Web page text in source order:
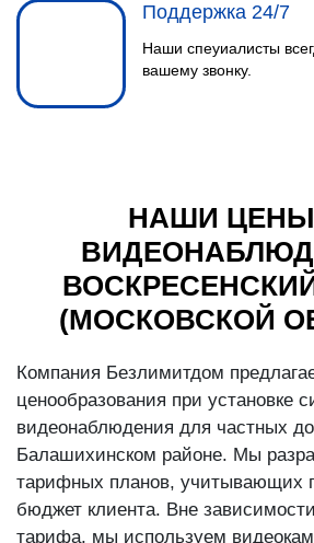
Поддержка 24/7
Наши спеуиалисты
вашему звонку.
НАШИ
(МОСКОВСКОЙ
Компания Безлимитдом
ценообразования при установке
видеонаблюдения для частных
Балашихинском районе. Мы
тарифных планов, учитывающих
бюджет клиента. Вне
тарифа, мы используем